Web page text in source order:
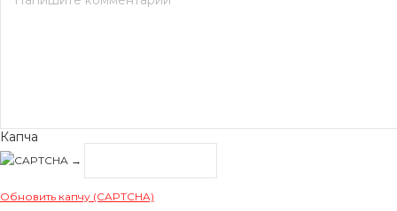
Капча
→
Обновить капчу (CAPTCHA)